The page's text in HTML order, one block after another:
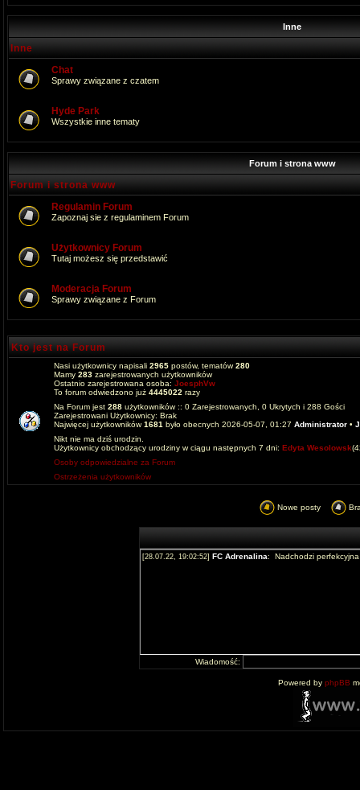
Inne
Inne
Chat
Sprawy związane z czatem
Hyde Park
Wszystkie inne tematy
Forum i strona www
Forum i strona www
Regulamin Forum
Zapoznaj sie z regulaminem Forum
Użytkownicy Forum
Tutaj możesz się przedstawić
Moderacja Forum
Sprawy związane z Forum
Kto jest na Forum
Nasi użytkownicy napisali 2965 postów, tematów280
Mamy 283 zarejestrowanych użytkowników
Ostatnio zarejestrowana osoba: JoesphVw
To forum odwiedzono już 4445022 razy
Na Forum jest 288 użytkowników :: 0 Zarejestrowanych, 0 Ukrytych i 288 Gości
Zarejestrowani Użytkownicy: Brak
Najwięcej użytkowników1681 było obecnych 2026-05-07, 01:27 Administrator •
Nikt nie ma dziś urodzin.
Użytkownicy obchodzący urodziny w ciągu następnych 7 dni: Edyta Wesolowsk
Osoby odpowiedzialne za Forum
Ostrzeżenia użytkowników
Nowe posty
Wiadomość:
Powered by phpBB